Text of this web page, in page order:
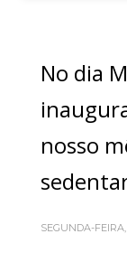
No dia
nosso
SEGUNDA-